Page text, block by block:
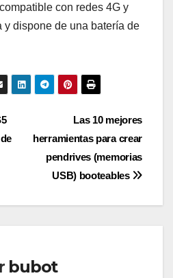
con redes 4G y
y dispone de una batería de
Las 10 mejores
herramientas para crear
pendrives (memorias
USB) booteables
bubot